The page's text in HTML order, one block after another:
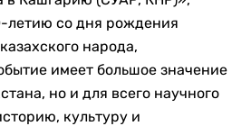
летию со дня рождения
народа,
имеет большое значение
но и для всего научного
культуру и